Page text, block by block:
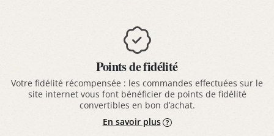
Points de fidélité
Votre fidélité récompensée : les commandes effectuées sur le
site internet vous font bénéficier de points de fidélité
convertibles en bon d’achat.
En savoir plus